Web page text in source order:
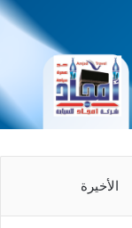
الأخيرة